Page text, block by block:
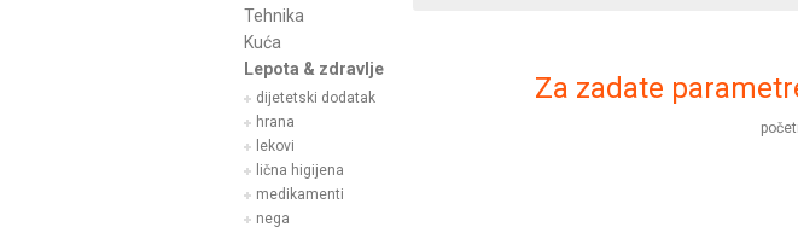
Tehnika
Kuća
Lepota & zdravlje
dijetetski dodatak
hrana
lekovi
lična higijena
medikamenti
nega
Za zadate